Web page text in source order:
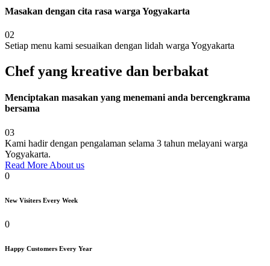
Masakan dengan cita rasa warga Yogyakarta
02
Setiap menu kami sesuaikan dengan lidah warga Yogyakarta
Chef yang kreative dan berbakat
Menciptakan masakan yang menemani anda bercengkrama
bersama
03
Kami hadir dengan pengalaman selama 3 tahun melayani warga
Yogyakarta.
Read More About us
0
New Visiters Every Week
0
Happy Customers Every Year